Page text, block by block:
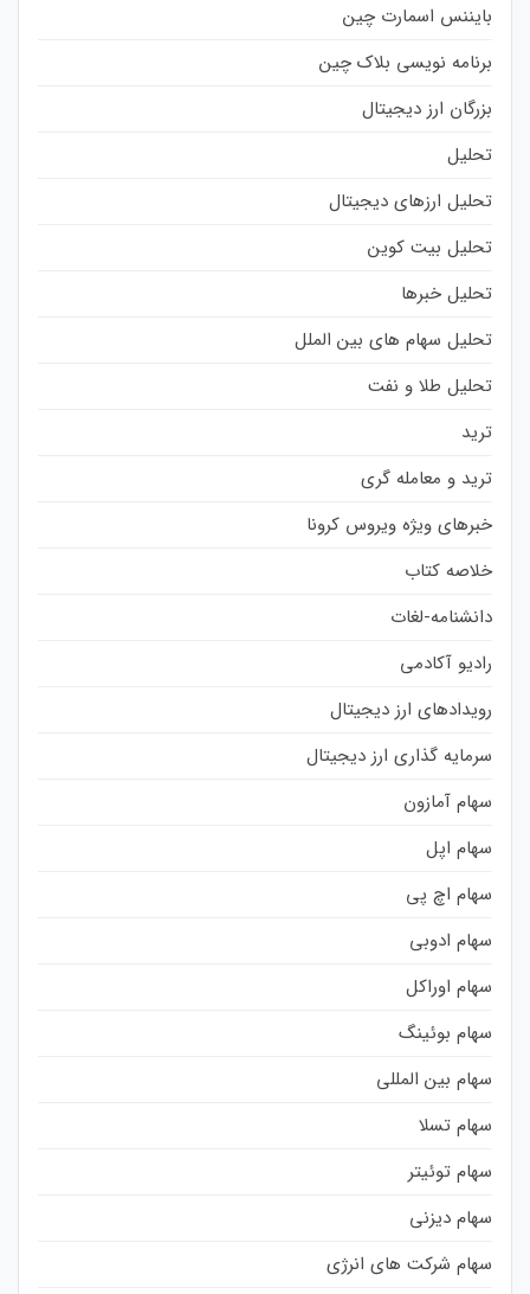
بایننس اسمارت چین
برنامه نویسی بلاک چین
بزرگان ارز دیجیتال
تحلیل
تحلیل ارزهای دیجیتال
تحلیل بیت کوین
تحلیل خبرها
تحلیل سهام های بین الملل
تحلیل طلا و نفت
ترید
ترید و معامله گری
خبرهای ویژه ویروس کرونا
خلاصه کتاب
دانشنامه-لغات
رادیو آکادمی
رویدادهای ارز دیجیتال
سرمایه گذاری ارز دیجیتال
سهام آمازون
سهام اپل
سهام اچ پی
سهام ادوبی
سهام اوراکل
سهام بوئینگ
سهام بین المللی
سهام تسلا
سهام توئیتر
سهام دیزنی
سهام شرکت های انرژی